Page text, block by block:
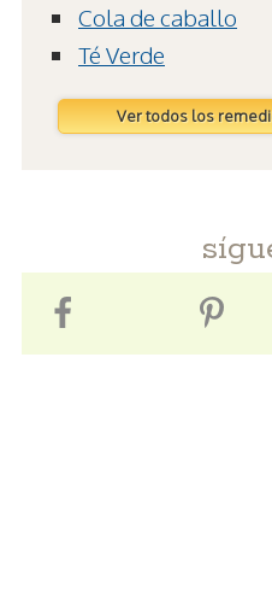
Cola de caballo
Té Verde
Ver todos los